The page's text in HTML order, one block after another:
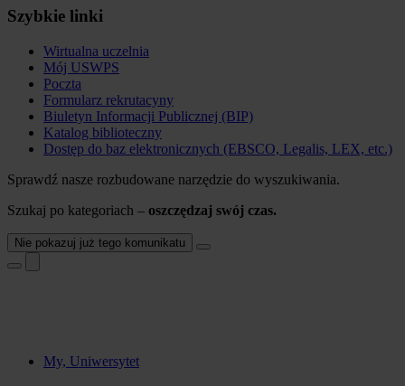
Szybkie linki
Wirtualna uczelnia
Mój USWPS
Poczta
Formularz rekrutacyny
Biuletyn Informacji Publicznej (BIP)
Katalog biblioteczny
Dostęp do baz elektronicznych (EBSCO, Legalis, LEX, etc.)
Sprawdź nasze rozbudowane narzędzie do wyszukiwania.
Szukaj po kategoriach – oszczędzaj swój czas.
Nie pokazuj już tego komunikatu
My, Uniwersytet